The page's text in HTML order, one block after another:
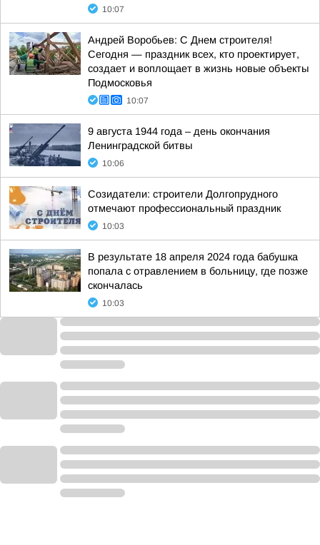
10:07
Андрей Воробьев: С Днем строителя!
Сегодня — праздник всех, кто проектирует,
создает и воплощает в жизнь новые объекты
Подмосковья
10:07
9 августа 1944 года – день окончания
Ленинградской битвы
10:06
Созидатели: строители Долгопрудного
отмечают профессиональный праздник
10:03
В результате 18 апреля 2024 года бабушка
попала с отравлением в больницу, где позже
скончалась
10:03